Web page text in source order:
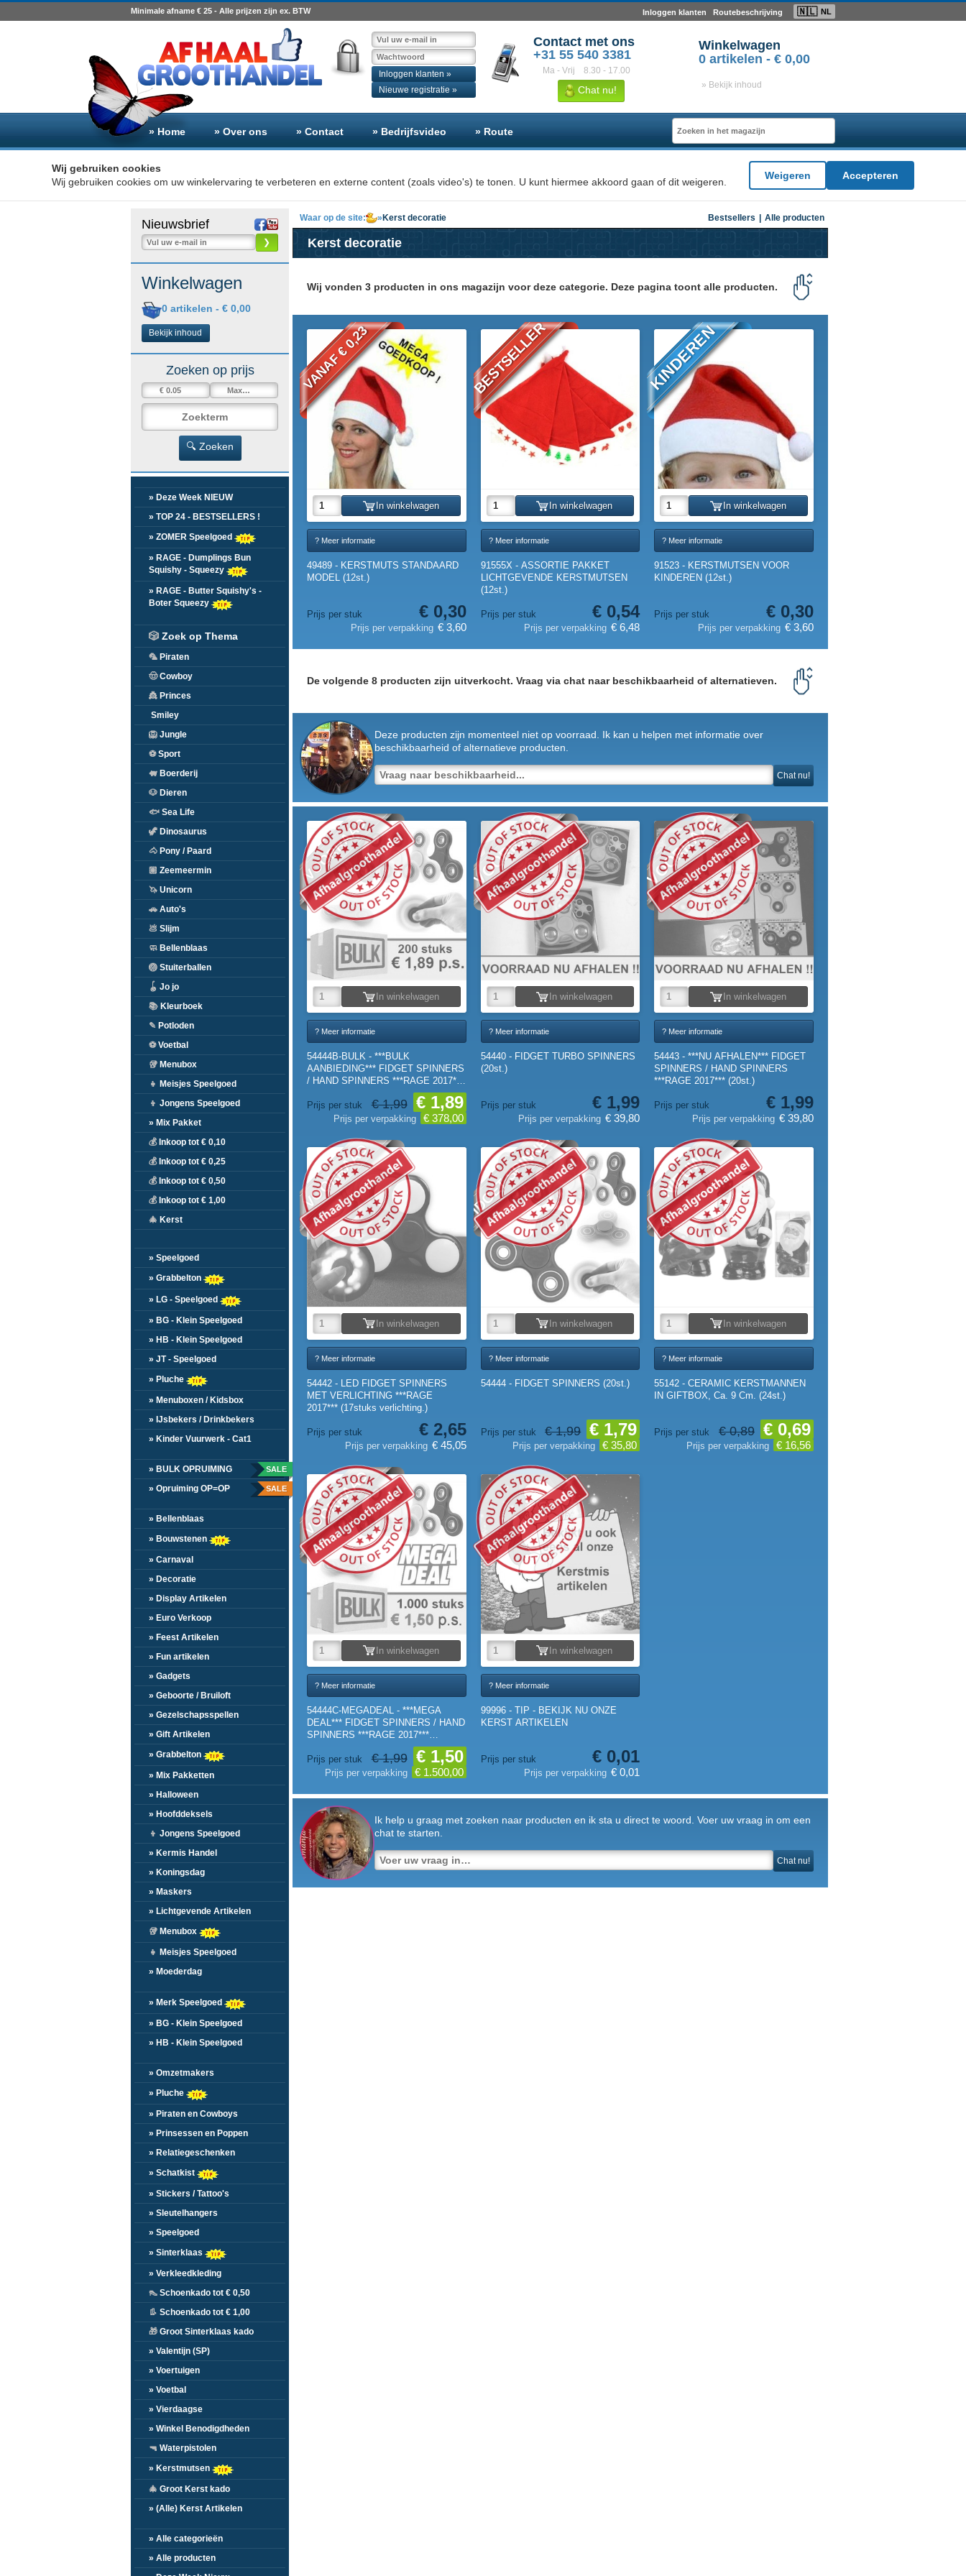
Minimale afname € 25 - Alle prijzen zijn ex. BTW Inloggen klanten Routebeschrijving 🇳🇱 NL
Inloggen klanten »
Nieuwe registratie »
Contact met ons
+31 55 540 3381
Ma - Vrij 8.30 - 17.00
Chat nu!
Winkelwagen
0 artikelen - € 0,00
» Bekijk inhoud
» Home » Over ons » Contact » Bedrijfsvideo » Route
Wij gebruiken cookies
Wij gebruiken cookies om uw winkelervaring te verbeteren en externe content (zoals video's) te tonen. U kunt hiermee akkoord gaan of dit weigeren.
Weigeren Accepteren
Nieuwsbrief
❯
Winkelwagen
0 artikelen - € 0,00
Bekijk inhoud
Zoeken op prijs
🔍 Zoeken
» Deze Week NIEUW
» TOP 24 - BESTSELLERS !
» ZOMER Speelgoed
» RAGE - Dumplings Bun
Squishy - Squeezy
» RAGE - Butter Squishy's -
Boter Squeezy
🎲 Zoek op Thema
🦜 Piraten
🤠Cowboy
👸 Princes
Smiley
🦁 Jungle
⚽Sport
🐖 Boerderij
🐶 Dieren
🐟 Sea Life
🦖 Dinosaurus
🐴 Pony / Paard
🏽 Zeemeermin
🦄 Unicorn
🚗 Auto's
💩 Slijm
🧼 Bellenblaas
🏐 Stuiterballen
🪀 Jo jo
📚 Kleurboek
✎ Potloden
⚽Voetbal
🥡 Menubox
👧 Meisjes Speelgoed
👦 Jongens Speelgoed
» Mix Pakket
💰Inkoop tot € 0,10
💰Inkoop tot € 0,25
💰Inkoop tot € 0,50
💰Inkoop tot € 1,00
🎄 Kerst
» Speelgoed
» Grabbelton
» LG - Speelgoed
» BG - Klein Speelgoed
» HB - Klein Speelgoed
» JT - Speelgoed
» Pluche
» Menuboxen / Kidsbox
» IJsbekers / Drinkbekers
» Kinder Vuurwerk - Cat1
» BULK OPRUIMING SALE
» Opruiming OP=OP SALE
» Bellenblaas
» Bouwstenen
» Carnaval
» Decoratie
» Display Artikelen
» Euro Verkoop
» Feest Artikelen
» Fun artikelen
» Gadgets
» Geboorte / Bruiloft
» Gezelschapsspellen
» Gift Artikelen
» Grabbelton
» Mix Pakketten
» Halloween
» Hoofddeksels
👦 Jongens Speelgoed
» Kermis Handel
» Koningsdag
» Maskers
» Lichtgevende Artikelen
🥡 Menubox
👧 Meisjes Speelgoed
» Moederdag
» Merk Speelgoed
» BG - Klein Speelgoed
» HB - Klein Speelgoed
» Omzetmakers
» Pluche
» Piraten en Cowboys
» Prinsessen en Poppen
» Relatiegeschenken
» Schatkist
» Stickers / Tattoo's
» Sleutelhangers
» Speelgoed
» Sinterklaas
» Verkleedkleding
👠 Schoenkado tot € 0,50
👢 Schoenkado tot € 1,00
🎁 Groot Sinterklaas kado
» Valentijn (SP)
» Voertuigen
» Voetbal
» Vierdaagse
» Winkel Benodigdheden
🔫 Waterpistolen
» Kerstmutsen
🎄 Groot Kerst kado
» (Alle) Kerst Artikelen
» Alle categorieën
» Alle producten
Waar op de site: » Kerst decoratie Bestsellers Alle producten
Kerst decoratie
Wij vonden 3 producten in ons magazijn voor deze categorie. Deze pagina toont alle producten.
VANAF € 0,23
In winkelwagen
? Meer informatie
49489 - KERSTMUTS STANDAARD
MODEL (12st.)
Prijs per stuk € 0,30
Prijs per verpakking € 3,60
BESTSELLER
In winkelwagen
? Meer informatie
91555X - ASSORTIE PAKKET
LICHTGEVENDE KERSTMUTSEN
(12st.)
Prijs per stuk € 0,54
Prijs per verpakking € 6,48
KINDEREN
In winkelwagen
? Meer informatie
91523 - KERSTMUTSEN VOOR
KINDEREN (12st.)
Prijs per stuk € 0,30
Prijs per verpakking € 3,60
De volgende 8 producten zijn uitverkocht. Vraag via chat naar beschikbaarheid of alternatieven.
Deze producten zijn momenteel niet op voorraad. Ik kan u helpen met informatie over
beschikbaarheid of alternatieve producten.
Chat nu!
VOORRAAD
In winkelwagen
? Meer informatie
54444B-BULK - ***BULK
AANBIEDING*** FIDGET SPINNERS
/ HAND SPINNERS ***RAGE 2017***
Prijs per stuk
€ 1,99 € 1,89
Prijs per verpakking € 378,00
VOORRAAD
In winkelwagen
? Meer informatie
54440 - FIDGET TURBO SPINNERS
(20st.)
Prijs per stuk € 1,99
Prijs per verpakking € 39,80
VOORRAAD
In winkelwagen
? Meer informatie
54443 - ***NU AFHALEN*** FIDGET
SPINNERS / HAND SPINNERS
***RAGE 2017*** (20st.)
Prijs per stuk € 1,99
Prijs per verpakking € 39,80
VOORRAAD
In winkelwagen
? Meer informatie
54442 - LED FIDGET SPINNERS
MET VERLICHTING ***RAGE
2017*** (17stuks verlichting.)
Prijs per stuk € 2,65
Prijs per verpakking € 45,05
FIDGET SPINNER
In winkelwagen
? Meer informatie
54444 - FIDGET SPINNERS (20st.)
Prijs per stuk € 1,99 € 1,79
Prijs per verpakking € 35,80
NIEUW
In winkelwagen
? Meer informatie
55142 - CERAMIC KERSTMANNEN
IN GIFTBOX, Ca. 9 Cm. (24st.)
Prijs per stuk € 0,89 € 0,69
Prijs per verpakking € 16,56
VOORRAAD
In winkelwagen
? Meer informatie
54444C-MEGADEAL - ***MEGA
DEAL*** FIDGET SPINNERS / HAND
SPINNERS ***RAGE 2017***
Prijs per stuk
€ 1,99 € 1,50
Prijs per verpakking € 1.500,00
In winkelwagen
? Meer informatie
99996 - TIP - BEKIJK NU ONZE
KERST ARTIKELEN
Prijs per stuk € 0,01
Prijs per verpakking € 0,01
Ik help u graag met zoeken naar producten en ik sta u direct te woord. Voer uw vraag in om een
chat te starten.
Chat nu!